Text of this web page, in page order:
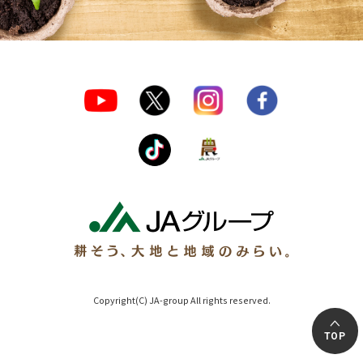
Copyright(C) JA-group All rights reserved.
TOP